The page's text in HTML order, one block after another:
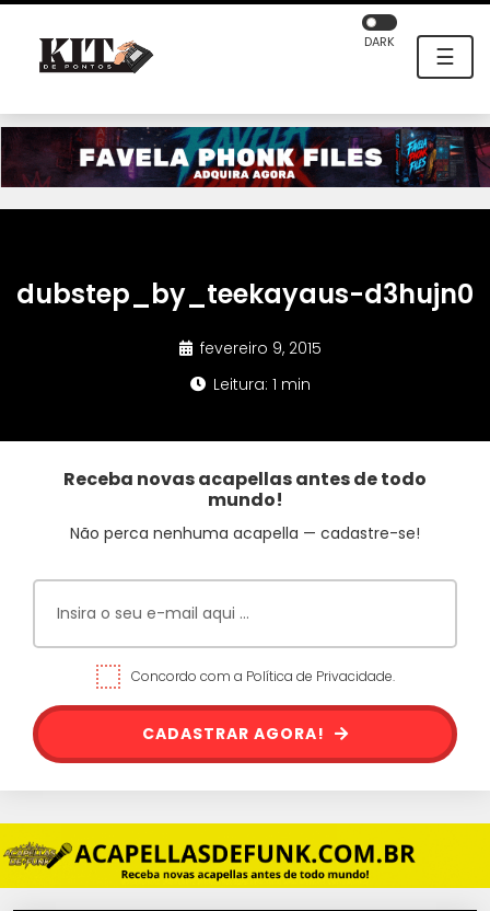
☰
DARK
dubstep_by_teekayaus-d3hujn0
fevereiro 9, 2015
Leitura: 1 min
Receba novas acapellas antes de todo
mundo!
Não perca nenhuma acapella — cadastre-se!
Concordo com a Política de Privacidade.
CADASTRAR AGORA!